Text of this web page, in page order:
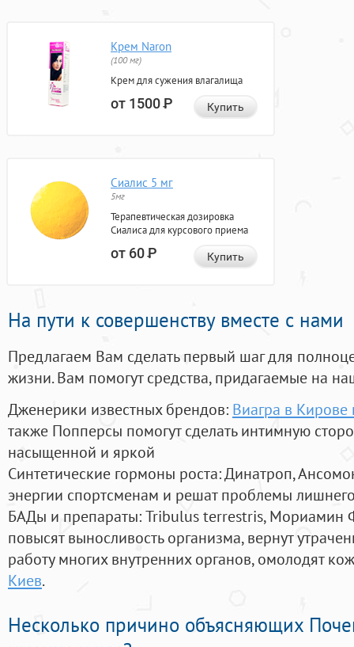
Крем Naron
(100 мг)
Крем для сужения влагалища
от 1500Р Купить
Сиалис 5 мг
5мг
Терапевтическая дозировка
Сиалиса для курсового приема
от 60Р Купить
На пути к совершенству вместе с нами
Предлагаем Вам сделать первый шаг для
жизни. Вам помогут средства, придагаемые на
Дженерики известных брендов: Виагра в Кирове
также Попперсы помогут сделать интимную
насыщенной и яркой
Синтетические гормоны роста: Динатроп,
энергии спортсменам и решат проблемы
БАДы и препараты:Tribulus terrestris, Мориамин
повысят выносливость организма, вернут
работу многих внутренних органов, омолодят
Киев.
Несколько причино объясняющих